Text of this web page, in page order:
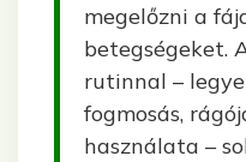
megelőzni a
betegségeket.
rutinnal –
fogmosás,
használata –